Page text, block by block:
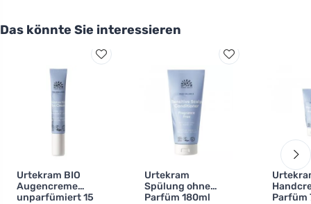
Das könnte Sie interessieren
Urtekram BIO
Augencreme
unparfümiert 15
Urtekram
Spülung ohne
Parfüm 180ml
Parfüm